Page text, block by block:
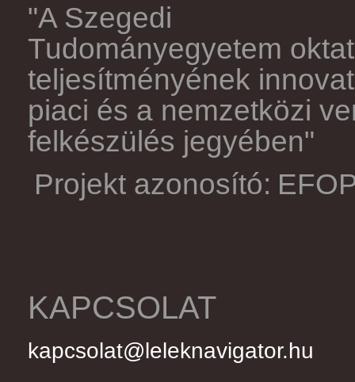
"A Szegedi
Tudományegyetem
teljesítményének
piaci és a nemzetközi
felkészülés jegyében"
Projekt azonosító:
KAPCSOLAT
kapcsolat@leleknavigator.hu